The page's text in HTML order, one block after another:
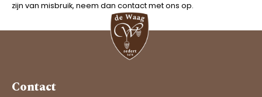
zijn van misbruik, neem dan contact met ons op.
Contact